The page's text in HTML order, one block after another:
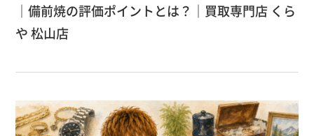
｜備前焼の評価ポイントとは？｜買取専門店 くら
や 松山店